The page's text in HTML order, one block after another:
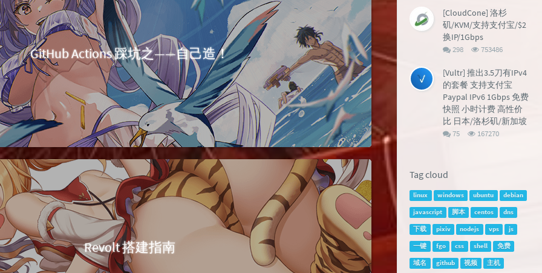
GitHub Actions 踩坑之——自己造！
Revolt 搭建指南
数：
次
数:
[CloudCone] 洛杉
矶/KVM/支持支付宝/$2
换IP/1Gbps
评
数：
298
浏
次
数:
753486
[Vultr] 推出3.5刀有IPv4
的套餐 支持支付宝
Paypal IPv6 1Gbps 免费
快照 小时计费 高性价
比 日本/洛杉矶/新加坡
评
75
浏
167270
Tag cloud
linux windows ubuntu debian
javascript 脚本 centos dns
下载 pixiv nodejs vps js
一键 fgo css shell 免费
域名 github 视频 主机